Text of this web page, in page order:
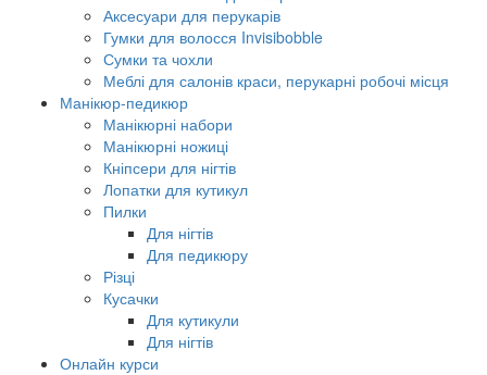
Аксесуари для перукарів
Гумки для волосся Invisibobble
Сумки та чохли
Меблі для салонів краси, перукарні робочі місця
Манікюр-педикюр
Манікюрні набори
Манікюрні ножиці
Кніпсери для нігтів
Лопатки для кутикул
Пилки
Для нігтів
Для педикюру
Різці
Кусачки
Для кутикули
Для нігтів
Онлайн курси